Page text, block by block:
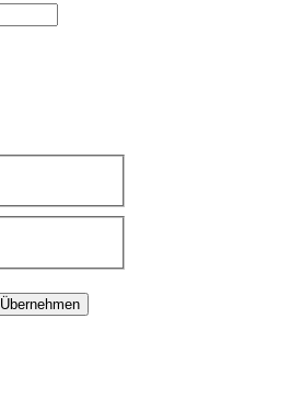
Übernehmen